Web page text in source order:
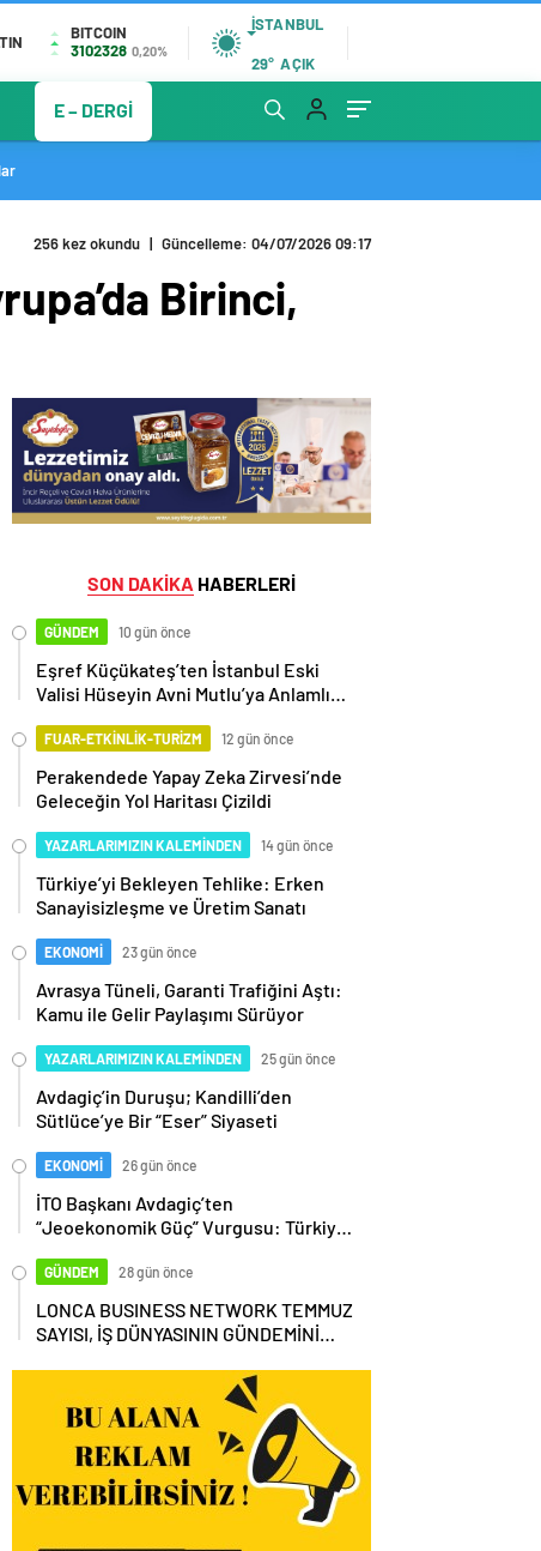
BITCOIN
3102328 0,20%
İSTANBUL
29° AÇIK
E – DERGİ
256 kez okundu | Güncelleme: 04/07/2026 09:17
Birinci,
SON DAKİKA HABERLERİ
GÜNDEM 10 gün önce
Eşref Küçükateş’ten İstanbul Eski
Valisi Hüseyin Avni Mutlu’ya Anlamlı
FUAR-ETKİNLİK-TURİZM 12 gün önce
Perakendede Yapay Zeka Zirvesi’nde
Geleceğin Yol Haritası Çizildi
YAZARLARIMIZIN KALEMİNDEN 14 gün önce
Türkiye’yi Bekleyen Tehlike: Erken
Sanayisizleşme ve Üretim Sanatı
EKONOMİ 23 gün önce
Avrasya Tüneli, Garanti Trafiğini Aştı:
Kamu ile Gelir Paylaşımı Sürüyor
YAZARLARIMIZIN KALEMİNDEN 25 gün önce
Avdagiç’in Duruşu; Kandilli’den
Sütlüce’ye Bir “Eser” Siyaseti
EKONOMİ 26 gün önce
İTO Başkanı Avdagiç’ten
“Jeoekonomik Güç” Vurgusu: Türkiye,
Olmalı
GÜNDEM 28 gün önce
LONCA BUSINESS NETWORK TEMMUZ
SAYISI, İŞ DÜNYASININ GÜNDEMİNİ